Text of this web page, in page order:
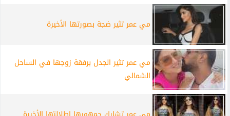
مي عمر تثير ضجة بصورتها الأخيرة
مي عمر تثير الجدل برفقة زوجها في الساحل
الشمالي